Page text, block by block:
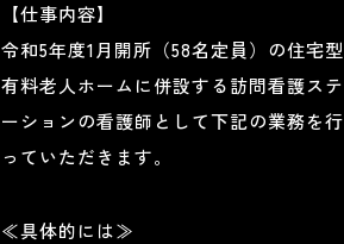
【仕事内容】
令和5年度1月開所（58名定員）の住宅型
有料老人ホームに併設する訪問看護ステ
ーションの看護師として下記の業務を行
っていただきます。
≪具体的には≫